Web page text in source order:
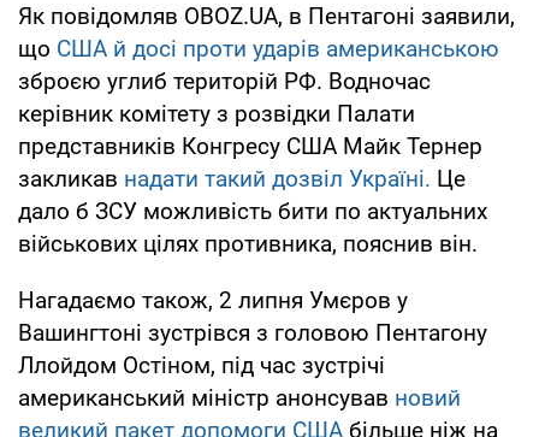
Як повідомляв OBOZ.UA, в Пентагоні заявили,
що США й досі проти ударів американською
зброєю углиб територій РФ. Водночас
керівник комітету з розвідки Палати
представників Конгресу США Майк Тернер
закликав надати такий дозвіл Україні. Це
дало б ЗСУ можливість бити по актуальних
військових цілях противника, пояснив він.
Нагадаємо також, 2 липня Умєров у
Вашингтоні зустрівся з головою Пентагону
Ллойдом Остіном, під час зустрічі
американський міністр анонсував новий
великий пакет допомоги США більше ніж на